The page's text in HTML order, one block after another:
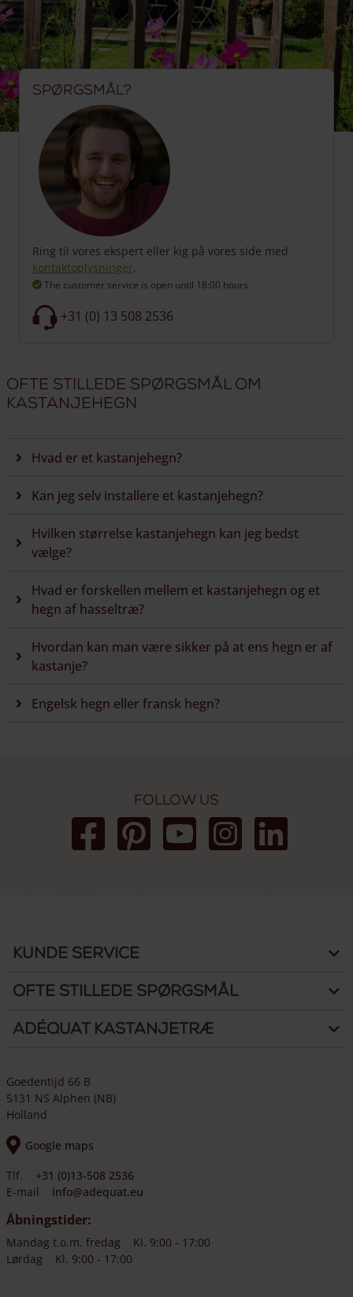
Spørgsmål?
Ring til vores ekspert eller kig på vores side med
kontaktoplysninger.
The customer service is open until 18:00 hours
+31 (0) 13 508 2536
Ofte stillede spørgsmål om
kastanjehegn
Hvad er et kastanjehegn?
Kan jeg selv installere et kastanjehegn?
Hvilken størrelse kastanjehegn kan jeg bedst
vælge?
Hvad er forskellen mellem et kastanjehegn og et
hegn af hasseltræ?
Hvordan kan man være sikker på at ens hegn er af
kastanje?
Engelsk hegn eller fransk hegn?
Follow us
Kunde Service
Ofte stillede spørgsmål
Adéquat Kastanjetræ
Goedentijd 66 B
5131 NS Alphen (NB)
Holland
Google maps
Tlf.
+31 (0)13-508 2536
E-mail
info@adequat.eu
Åbningstider:
Mandag t.o.m. fredag
Kl. 9:00 - 17:00
Lørdag
Kl. 9:00 - 17:00